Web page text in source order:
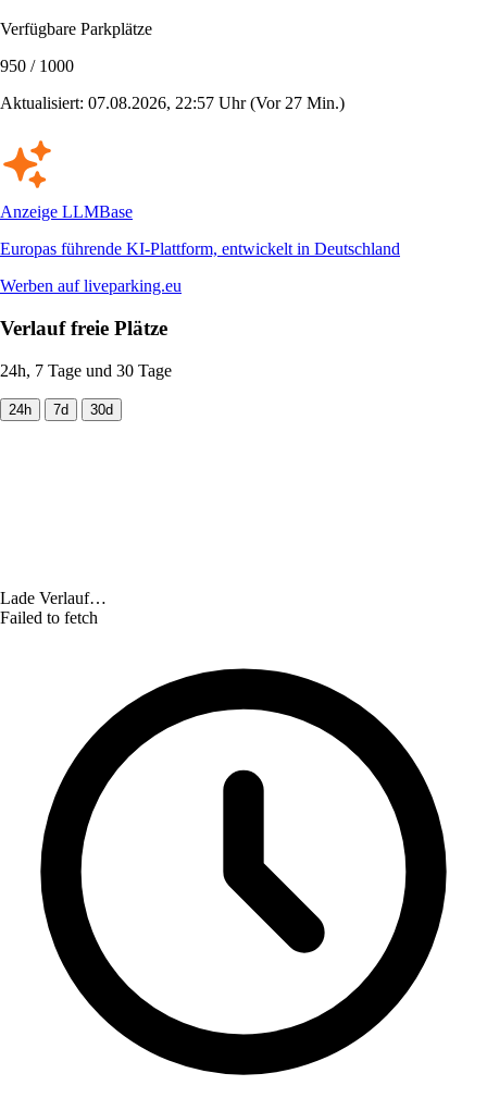
Verfügbare Parkplätze
950 / 1000
Aktualisiert: 07.08.2026, 22:57 Uhr(Vor 27 Min.)
Anzeige LLMBase
Europas führende KI-Plattform, entwickelt in Deutschland
Werben auf liveparking.eu
Verlauf freie Plätze
24h, 7 Tage und 30 Tage
24h 7d 30d
Lade Verlauf…
Failed to fetch